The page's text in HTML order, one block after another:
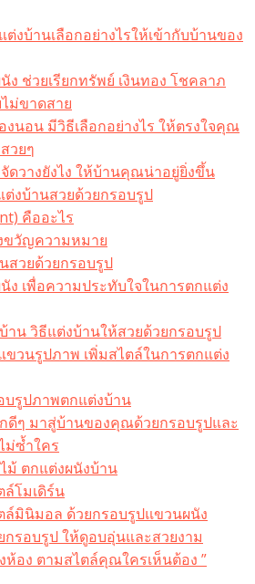
งบ้านเลือกอย่างไรให้เข้ากับบ้านของ
ช่วยเรียกทรัพย์ เงินทอง โชคลาภ
ม่ขาดสาย
งนอน มีวิธีเลือกอย่างไร ให้ตรงใจคุณ
วยๆ
ดวางยังไง ให้บ้านคุณน่าอยู่ยิ่งขึ้น
ต่งบ้านสวยด้วยกรอบรูป
คืออะไร​
ขวัญความหมาย
สวยด้วยกรอบรูป
ง เพื่อความประทับใจในการตกแต่ง
าน วิธีแต่งบ้านให้สวยด้วยกรอบรูป
ขวนรูปภาพ เพิ่มสไตล์ในการตกแต่ง
บรูปภาพตกแต่งบ้าน
ดีๆ มาสู่บ้านของคุณด้วยกรอบรูปและ
ม่ซ้ำใคร
ม้ ตกแต่งผนังบ้าน
ล์โมเดิร์น
ล์มินิมอล ด้วยกรอบรูปแขวนผนัง
กรอบรูป ให้ดูอบอุ่นและสวยงาม
ห้อง ตามสไตล์คุณใครเห็นต้อง ”